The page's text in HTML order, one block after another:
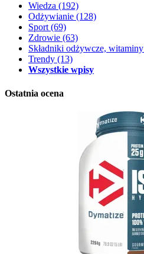
Wiedza (192)
Odżywianie (128)
Sport(69)
Zdrowie (63)
Składniki odżywcze, witaminy
Trendy (13)
Wszystkie wpisy
Ostatnia ocena